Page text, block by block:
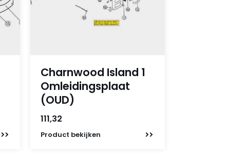
Charnwood Island 1
Omleidingsplaat
(OUD)
111,32
Product bekijken